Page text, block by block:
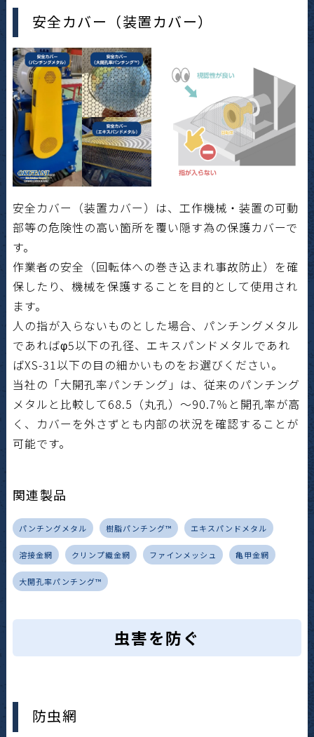
安全カバー（装置カバー）
安全カバー（装置カバー）は、工作機械・装置の可動
部等の危険性の高い箇所を覆い隠す為の保護カバーで
す。
作業者の安全（回転体への巻き込まれ事故防止）を確
保したり、機械を保護することを目的として使用され
ます。
人の指が入らないものとした場合、パンチングメタル
であればφ5以下の孔径、エキスパンドメタルであれ
ばXS-31以下の目の細かいものをお選びください。
当社の「大開孔率パンチング」は、従来のパンチング
メタルと比較して68.5（丸孔）～90.7％と開孔率が高
く、カバーを外さずとも内部の状況を確認することが
可能です。
関連製品
パンチングメタル 樹脂パンチング™ エキスパンドメタル
溶接金網 クリンプ織金網 ファインメッシュ 亀甲金網
大開孔率パンチング™
虫害を防ぐ
防虫網